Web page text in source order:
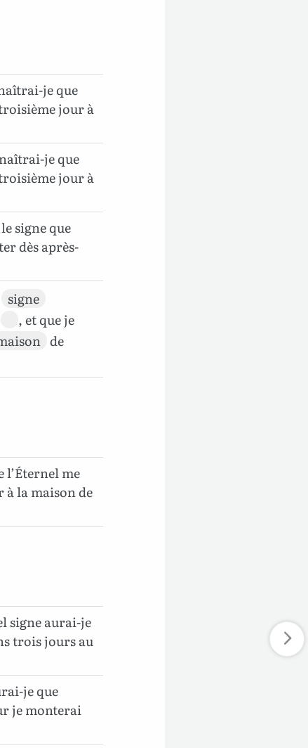
je que
jour à
je que
jour à
signe que
dès après-
signe
, et que je
de
l’Éternel me
la maison de
signe aurai-je
trois jours au
je que
je monterai